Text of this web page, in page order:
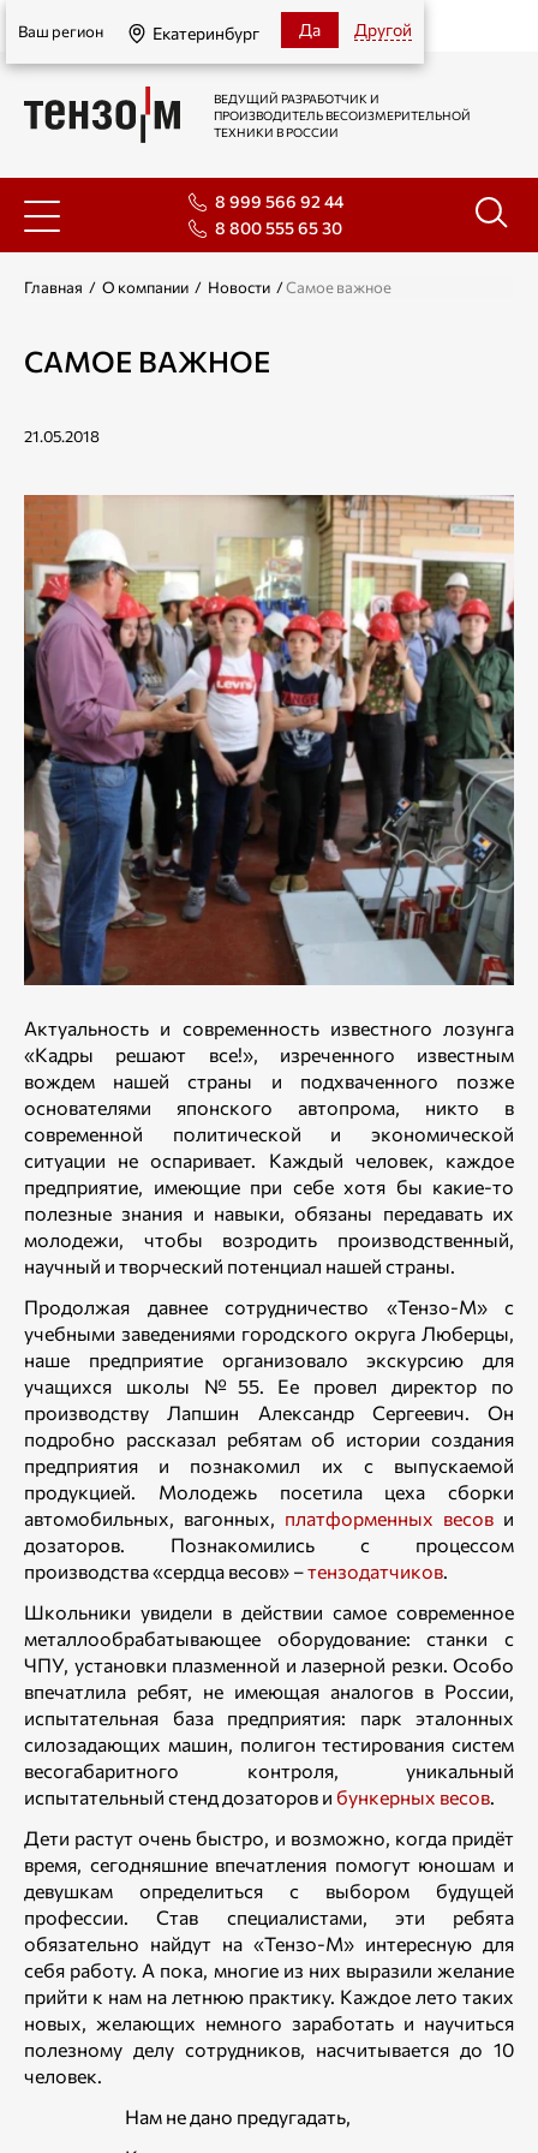
Екатеринбург
Ваш регион Екатеринбург Да Другой
ВЕДУЩИЙ РАЗРАБОТЧИК И
ПРОИЗВОДИТЕЛЬ ВЕСОИЗМЕРИТЕЛЬНОЙ
ТЕХНИКИ В РОССИИ
8 999 566 92 44
8 800 555 65 30
Главная / О компании / Новости /Самое важное
САМОЕ ВАЖНОЕ
21.05.2018
Актуальность и современность известного лозунга
«Кадры решают все!», изреченного известным
вождем нашей страны и подхваченного позже
основателями японского автопрома, никто в
современной политической и экономической
ситуации не оспаривает. Каждый человек, каждое
предприятие, имеющие при себе хотя бы какие-то
полезные знания и навыки, обязаны передавать их
молодежи, чтобы возродить производственный,
научный и творческий потенциал нашей страны.
Продолжая давнее сотрудничество «Тензо-М» с
учебными заведениями городского округа Люберцы,
наше предприятие организовало экскурсию для
учащихся школы №55. Ее провел директор по
производству Лапшин Александр Сергеевич. Он
подробно рассказал ребятам об истории создания
предприятия и познакомил их с выпускаемой
продукцией. Молодежь посетила цеха сборки
автомобильных, вагонных, платформенных весов и
дозаторов. Познакомились с процессом
производства «сердца весов» –тензодатчиков.
Школьники увидели в действии самое современное
металлообрабатывающее оборудование: станки с
ЧПУ, установки плазменной и лазерной резки. Особо
впечатлила ребят, не имеющая аналогов в России,
испытательная база предприятия: парк эталонных
силозадающих машин, полигон тестирования систем
весогабаритного контроля, уникальный
испытательный стенд дозаторов и бункерных весов.
Дети растут очень быстро, и возможно, когда придёт
время, сегодняшние впечатления помогут юношам и
девушкам определиться с выбором будущей
профессии. Став специалистами, эти ребята
обязательно найдут на «Тензо-М» интересную для
себя работу. А пока, многие из них выразили желание
прийти к нам на летнюю практику. Каждое лето таких
новых, желающих немного заработать и научиться
полезному делу сотрудников, насчитывается до 10
человек.
Нам не дано предугадать,